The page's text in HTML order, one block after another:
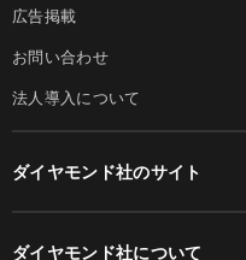
広告掲載
お問い合わせ
法人導入について
ダイヤモンド社のサイト
ダイヤモンド社について